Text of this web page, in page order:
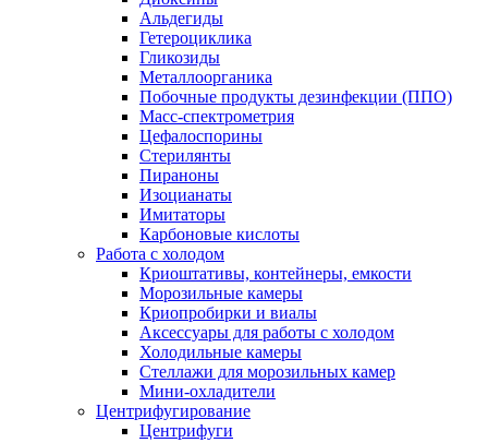
Альдегиды
Гетероциклика
Гликозиды
Металлоорганика
Побочные продукты дезинфекции (ППО)
Масс-спектрометрия
Цефалоспорины
Стерилянты
Пираноны
Изоцианаты
Имитаторы
Карбоновые кислоты
Работа с холодом
Криоштативы, контейнеры, емкости
Морозильные камеры
Криопробирки и виалы
Аксессуары для работы с холодом
Холодильные камеры
Стеллажи для морозильных камер
Мини-охладители
Центрифугирование
Центрифуги